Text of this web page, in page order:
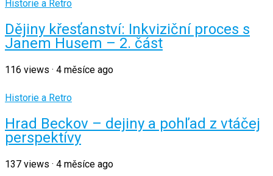
Historie a Retro
Dějiny křesťanství: Inkviziční proces s
Janem Husem – 2. část
116 views · 4 měsíce ago
Historie a Retro
Hrad Beckov – dejiny a pohľad z vtáčej
perspektívy
137 views · 4 měsíce ago